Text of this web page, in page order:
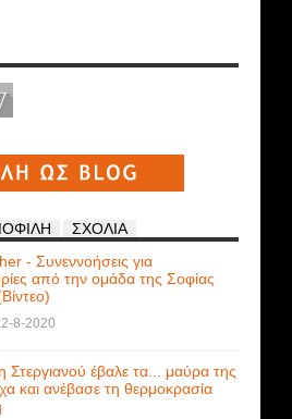
ΣΧΟΛΙΑ
- Συνεννοήσεις για
από την ομάδα της Σοφίας
8-2020
Στεργιανού έβαλε τα... μαύρα της
και ανέβασε τη θερμοκρασία